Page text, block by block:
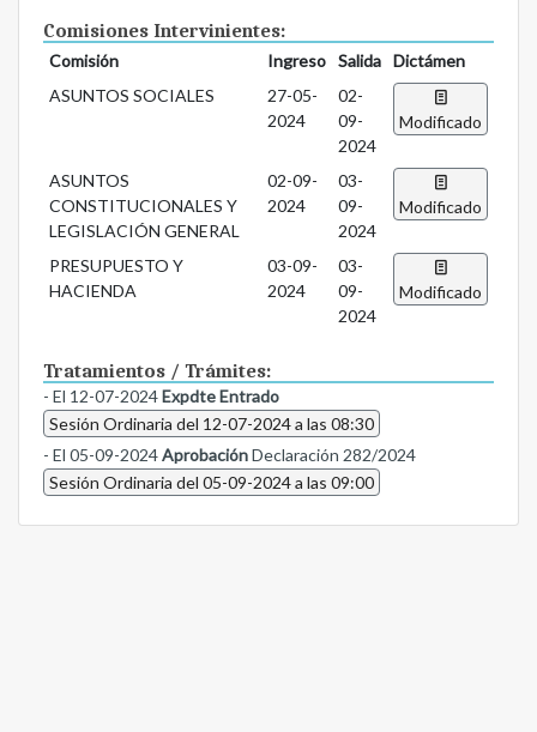
Comisiones Intervinientes:
Comisión Ingreso Salida
Dictámen
ASUNTOS SOCIALES
27-05-
2024
02-
09-
2024
Modificado
ASUNTOS
CONSTITUCIONALES Y
LEGISLACIÓN GENERAL
02-09-
2024
03-
09-
2024
Modificado
PRESUPUESTO Y
HACIENDA
03-09-
2024
03-
09-
2024
Modificado
Tratamientos / Trámites:
- El 12-07-2024Expdte Entrado
Sesión Ordinaria del 12-07-2024 a las 08:30
- El 05-09-2024AprobaciónDeclaración 282/2024
Sesión Ordinaria del 05-09-2024 a las 09:00